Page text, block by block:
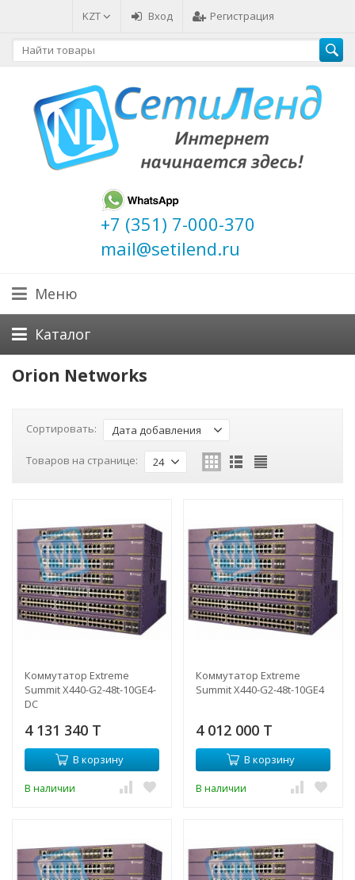
KZT Вход Регистрация
+7 (351) 7-000-370
mail@setilend.ru
Меню
Каталог
Orion Networks
Сортировать: Дата добавления
Товаров на странице: 24
Коммутатор Extreme
Summit X440-G2-48t-10GE4-
DC
4 131 340 T
В корзину
В наличии
Коммутатор Extreme
Summit X440-G2-48t-10GE4
4 012 000 T
В корзину
В наличии